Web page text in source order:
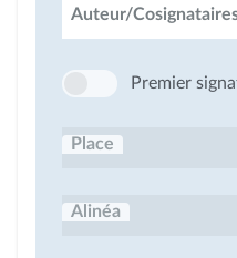
Auteur/
Premier
Place
Alinéa